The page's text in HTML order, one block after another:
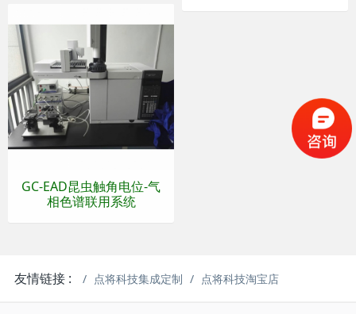
GC-EAD昆虫触角电位-气
相色谱联用系统
友情链接 : 点将科技集成定制 点将科技淘宝店